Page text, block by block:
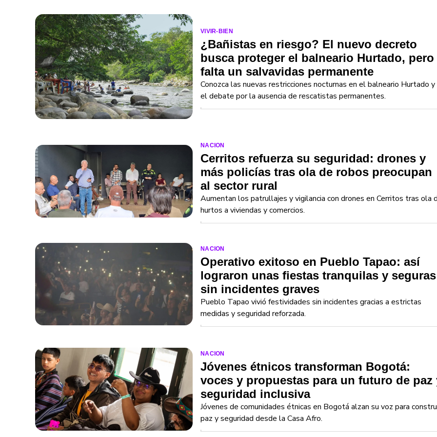
VIVIR-BIEN
¿Bañistas en riesgo? El nuevo decreto
busca proteger el balneario Hurtado, pero
falta un salvavidas permanente
Conozca las nuevas restricciones nocturnas en el balneario Hurtado y
el debate por la ausencia de rescatistas permanentes.
NACION
Cerritos refuerza su seguridad: drones y
más policías tras ola de robos preocupan
al sector rural
Aumentan los patrullajes y vigilancia con drones en Cerritos tras ola
hurtos a viviendas y comercios.
NACION
Operativo exitoso en Pueblo Tapao: así
lograron unas fiestas tranquilas y seguras
sin incidentes graves
Pueblo Tapao vivió festividades sin incidentes gracias a estrictas
medidas y seguridad reforzada.
NACION
Jóvenes étnicos transforman Bogotá:
voces y propuestas para un futuro de paz
seguridad inclusiva
Jóvenes de comunidades étnicas en Bogotá alzan su voz para
paz y seguridad desde la Casa Afro.